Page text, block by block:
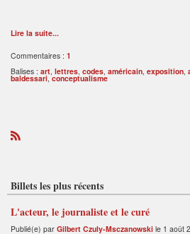
Lire la suite...
Commentaires : 1
Balises : art, lettres, codes, américain, exposition,
baldessari,conceptualisme
R
Billets les plus récents
L'acteur, le journaliste et le curé
Publié(e) par Gilbert Czuly-Msczanowski le 1 août